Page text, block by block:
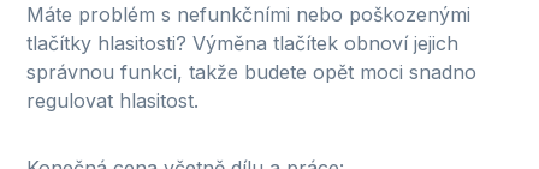
Máte problém s nefunkčními nebo poškozenými
tlačítky hlasitosti? Výměna tlačítek obnoví jejich
správnou funkci, takže budete opět moci snadno
regulovat hlasitost.